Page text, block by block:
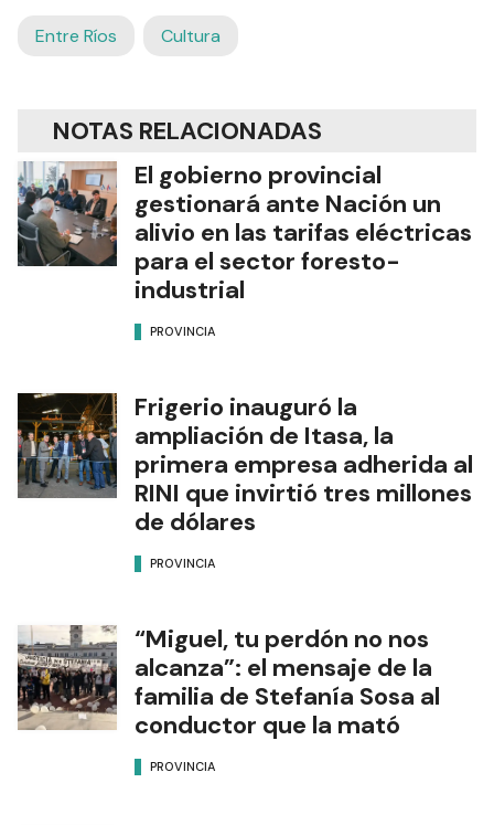
Entre Ríos Cultura
NOTAS RELACIONADAS
El gobierno provincial
gestionará ante Nación un
alivio en las tarifas eléctricas
para el sector foresto-
industrial
PROVINCIA
Frigerio inauguró la
ampliación de Itasa, la
primera empresa adherida al
RINI que invirtió tres millones
de dólares
PROVINCIA
“Miguel, tu perdón no nos
alcanza”: el mensaje de la
familia de Stefanía Sosa al
conductor que la mató
PROVINCIA